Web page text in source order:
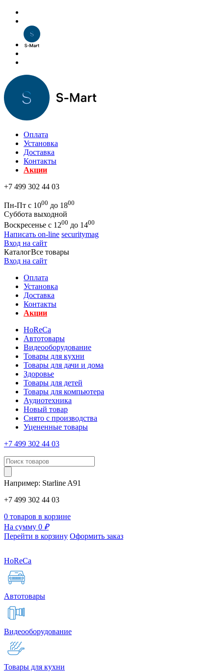
Оплата
Установка
Доставка
Контакты
Акции
+7 499 302 44 03
Пн-Пт с 1000 до 1800
Суббота выходной
Воскресенье с 1200 до 1400
Написать on-line securitymag
Вход на сайт
КаталогВсе товары
Вход на сайт
Оплата
Установка
Доставка
Контакты
Акции
HoReCa
Автотовары
Видеооборудование
Товары для кухни
Товары для дачи и дома
Здоровье
Товары для детей
Товары для компьютера
Аудиотехника
Новый товар
Снято с производства
Уцененные товары
+7 499 302 44 03
Например: Starline A91
+7 499 302 44 03
0 товаров в корзине
На сумму 0 ₽
Перейти в корзину Оформить заказ
HoReCa
Автотовары
Видеооборудование
Товары для кухни